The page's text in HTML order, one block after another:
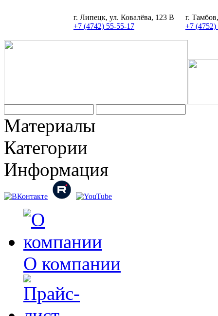
г. Липецк, ул. Ковалёва, 123 В
+7 (4742) 55-55-17
г.
+7 (4752)
Материалы
Категории
Информация
О компании
Задать вопрос